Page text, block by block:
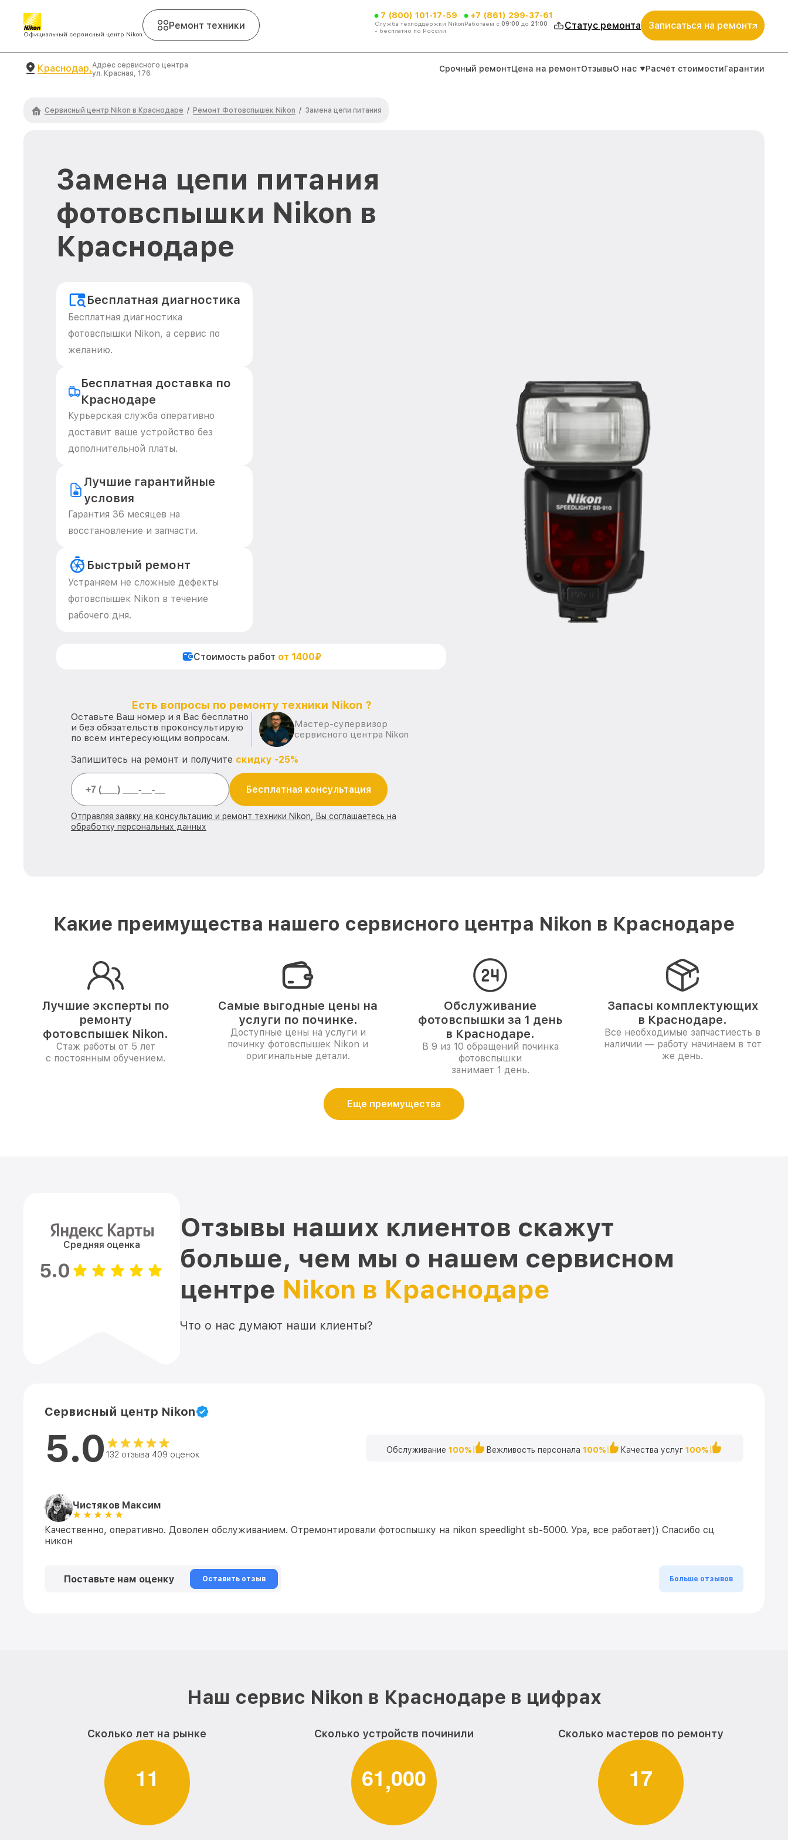
Официальный сервисный центр Nikon
Ремонт техники
7 (800) 101-17-59
Служба техподдержки Nikon
- бесплатно по России
+7 (861) 299-37-61
Работаем с 09:00 до 21:00 Статус ремонта Записаться на ремонт
Краснодар,Адрес сервисного центра
ул. Красная, 176
Срочный ремонтЦена на ремонтОтзывыО нас Расчёт стоимостиГарантии
Сервисный центр Nikon в Краснодаре / Ремонт Фотовспышек Nikon / Замена цепи питания
Замена цепи питания
фотовспышки Nikon в
Краснодаре
Бесплатная диагностика
Бесплатная диагностика
фотовспышки Nikon, а сервис по
желанию.
Бесплатная доставка по
Краснодаре
Курьерская служба оперативно
доставит ваше устройство без
дополнительной платы.
Лучшие гарантийные
условия
Гарантия 36 месяцев на
восстановление и запчасти.
Быстрый ремонт
Устраняем не сложные дефекты
фотовспышек Nikon в течение
рабочего дня.
Стоимость работ от 1400₽
Есть вопросы по ремонту техники Nikon ?
Оставьте Ваш номер и я Вас бесплатно
и без обязательств проконсультирую
по всем интересующим вопросам.
Мастер-супервизор
сервисного центра Nikon
Запишитесь на ремонт и получите скидку -25%
Бесплатная консультация
Отправляя заявку на консультацию и ремонт техники Nikon, Вы соглашаетесь на
обработку персональных данных
Какие преимущества нашего сервисного центра Nikon в Краснодаре
Лучшие эксперты по
ремонту
фотовспышек Nikon.
Стаж работы от 5 лет
с постоянным обучением.
Самые выгодные цены на
услуги по починке.
Доступные цены на услуги и
починку фотовспышек Nikon и
оригинальные детали.
Обслуживание
фотовспышки за 1 день
в Краснодаре.
В 9 из 10 обращений починка
фотовспышки
занимает 1 день.
Запасы комплектующих
в Краснодаре.
Все необходимые запчастиесть в
наличии — работу начинаем в тот
же день.
Еще преимущества
Средняя оценка
5.0
Отзывы наших клиентов скажут
больше, чем мы о нашем сервисном
центре Nikon в Краснодаре
Что о нас думают наши клиенты?
Сервисный центр Nikon
5.0 132 отзыва 409 оценок Обслуживание 100% Вежливость персонала 100% Качества услуг 100%
Чистяков Максим
Качественно, оперативно. Доволен обслуживанием. Отремонтировали фотоспышку на nikon speedlight sb-5000. Ура, все работает)) Спасибо сц
никон
Поставьте нам оценку Оставить отзыв Больше отзывов
Наш сервис Nikon в Краснодаре в цифрах
Сколько лет на рынке
11
Сколько устройств починили
61,000
Сколько мастеров по ремонту
17